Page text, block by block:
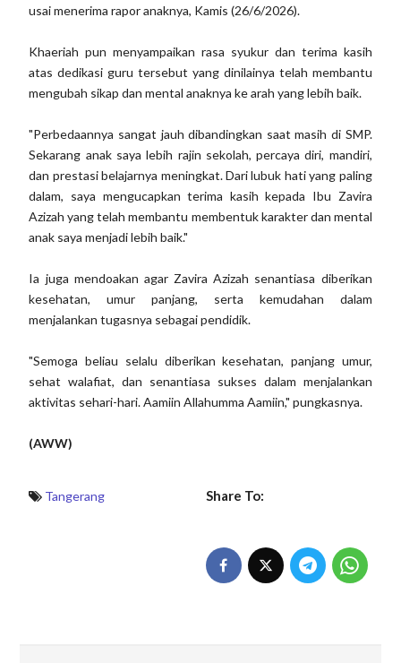
usai menerima rapor anaknya, Kamis (26/6/2026).
Khaeriah pun menyampaikan rasa syukur dan terima kasih
atas dedikasi guru tersebut yang dinilainya telah membantu
mengubah sikap dan mental anaknya ke arah yang lebih baik.
"Perbedaannya sangat jauh dibandingkan saat masih di SMP.
Sekarang anak saya lebih rajin sekolah, percaya diri, mandiri,
dan prestasi belajarnya meningkat. Dari lubuk hati yang paling
dalam, saya mengucapkan terima kasih kepada Ibu Zavira
Azizah yang telah membantu membentuk karakter dan mental
anak saya menjadi lebih baik."
Ia juga mendoakan agar Zavira Azizah senantiasa diberikan
kesehatan, umur panjang, serta kemudahan dalam
menjalankan tugasnya sebagai pendidik.
"Semoga beliau selalu diberikan kesehatan, panjang umur,
sehat walafiat, dan senantiasa sukses dalam menjalankan
aktivitas sehari-hari. Aamiin Allahumma Aamiin," pungkasnya.
(AWW)
Tangerang Share To: